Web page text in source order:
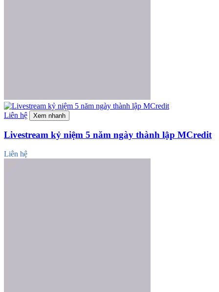
Liên hệ Xem nhanh
Livestream kỷ niệm 5 năm ngày thành lập MCredit
Liên hệ